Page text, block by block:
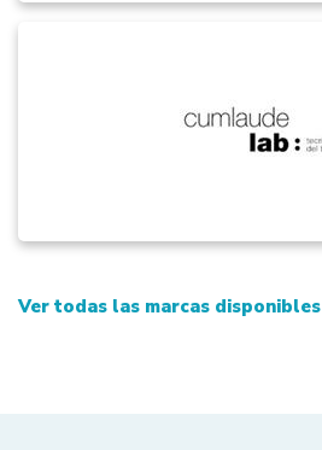
Ver todas las marcas disponibles